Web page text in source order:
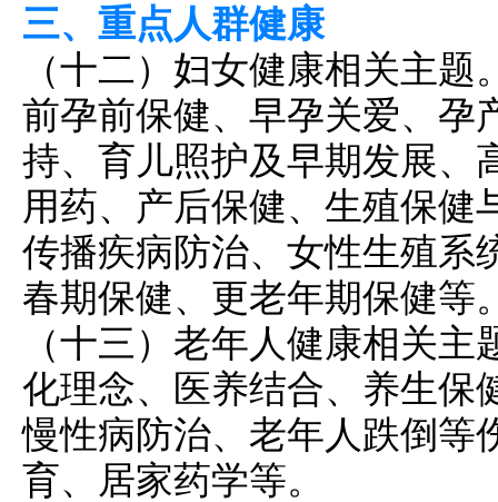
三、重点人群健康
（十二）妇女健康相关主
前孕前保健、早孕关爱、孕
持、育儿照护及早期发展、
用药、产后保健、生殖保健
传播疾病防治、女性生殖系
春期保健、更老年期保健等
（十三）老年人健康相关
化理念、医养结合、养生保
慢性病防治、老年人跌倒等
育、居家药学等。